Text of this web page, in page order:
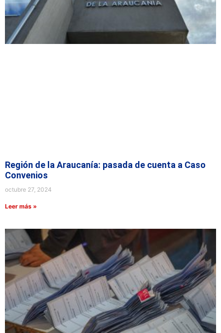
Región de la Araucanía: pasada de cuenta a Caso
Convenios
octubre 27, 2024
Leer más »